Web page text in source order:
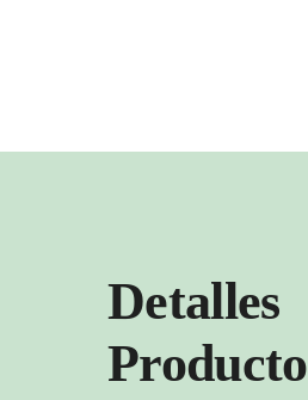
Detalles
Producto